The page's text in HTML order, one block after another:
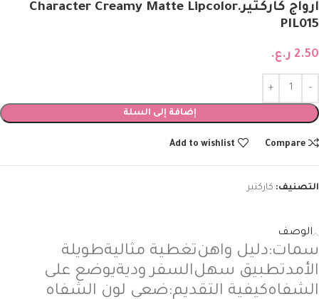
ارواج كاركتيرCharacter Creamy Matte Lipcolor.
PIL015
2.50 ر.ع.
إضافة إلى السلة
Compare
Add to wishlist
التصنيف: كاركتير
الوصف
سمات:دليل واهنتغطية مثاليةطويلة
الأمدتطبيق سهلالسفر وديةيوضع على
الشفاهكيفية التقديم:ضعي لون الشفاه